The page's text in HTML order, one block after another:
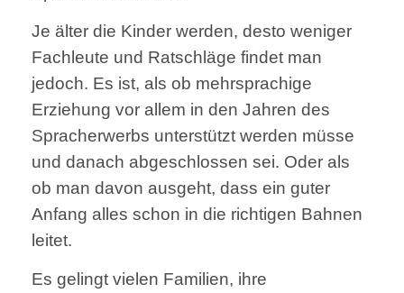
Je älter die Kinder werden, desto weniger
Fachleute und Ratschläge findet man
jedoch. Es ist, als ob mehrsprachige
Erziehung vor allem in den Jahren des
Spracherwerbs unterstützt werden müsse
und danach abgeschlossen sei. Oder als
ob man davon ausgeht, dass ein guter
Anfang alles schon in die richtigen Bahnen
leitet.
Es gelingt vielen Familien, ihre